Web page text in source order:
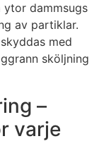
ytor dammsugs
av partiklar.
med
sköljning
–
varje